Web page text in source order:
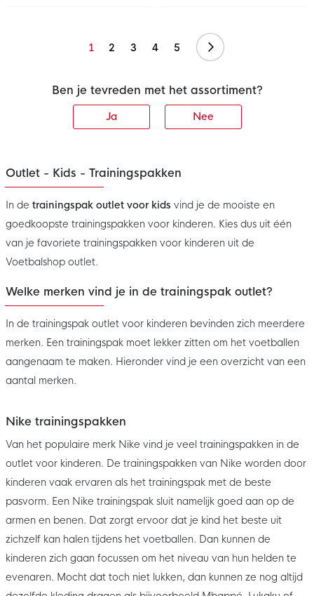
1 2 3 4 5 Volgende
Ben je tevreden met het assortiment?
Ja Nee
Outlet - Kids - Trainingspakken
In de trainingspak outlet voor kids vind je de mooiste en
goedkoopste trainingspakken voor kinderen. Kies dus uit één
van je favoriete trainingspakken voor kinderen uit de
Voetbalshop outlet.
Welke merken vind je in de trainingspak outlet?
In de trainingspak outlet voor kinderen bevinden zich meerdere
merken. Een trainingspak moet lekker zitten om het voetballen
aangenaam te maken. Hieronder vind je een overzicht van een
aantal merken.
Nike trainingspakken
Van het populaire merk Nike vind je veel trainingspakken in de
outlet voor kinderen. De trainingspakken van Nike worden door
kinderen vaak ervaren als het trainingspak met de beste
pasvorm. Een Nike trainingspak sluit namelijk goed aan op de
armen en benen. Dat zorgt ervoor dat je kind het beste uit
zichzelf kan halen tijdens het voetballen. Dan kunnen de
kinderen zich gaan focussen om het niveau van hun helden te
evenaren. Mocht dat toch niet lukken, dan kunnen ze nog altijd